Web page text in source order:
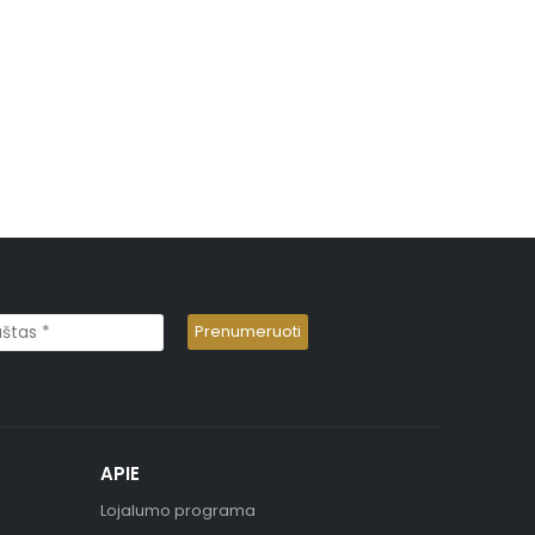
APIE
Lojalumo programa